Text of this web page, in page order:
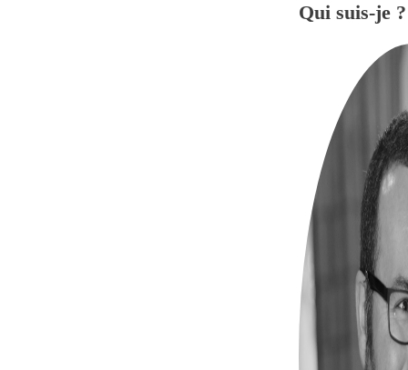
Qui suis-je ?